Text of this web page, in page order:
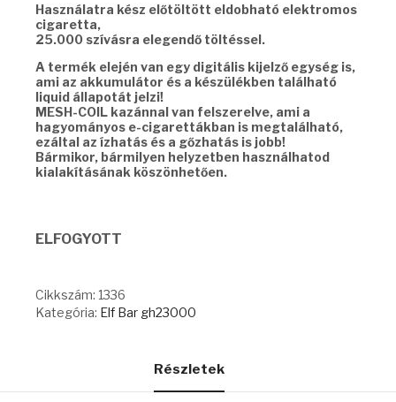
Használatra kész előtöltött eldobható elektromos
cigaretta,
25.000 szívásra elegendő töltéssel.
A termék elején van egy digitális kijelző egység is,
ami az akkumulátor és a készülékben található
liquid állapotát jelzi!
MESH-COIL kazánnal van felszerelve, ami a
hagyományos e-cigarettákban is megtalálható,
ezáltal az ízhatás és a gőzhatás is jobb!
Bármikor, bármilyen helyzetben használhatod
kialakításának köszönhetően.
ELFOGYOTT
Cikkszám: 1336
Kategória: Elf Bar gh23000
Részletek